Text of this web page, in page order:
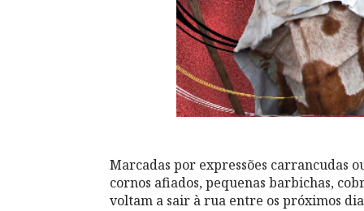
Marcadas por expressões carrancudas
cornos afiados, pequenas barbichas,
voltam a sair à rua entre os próximos